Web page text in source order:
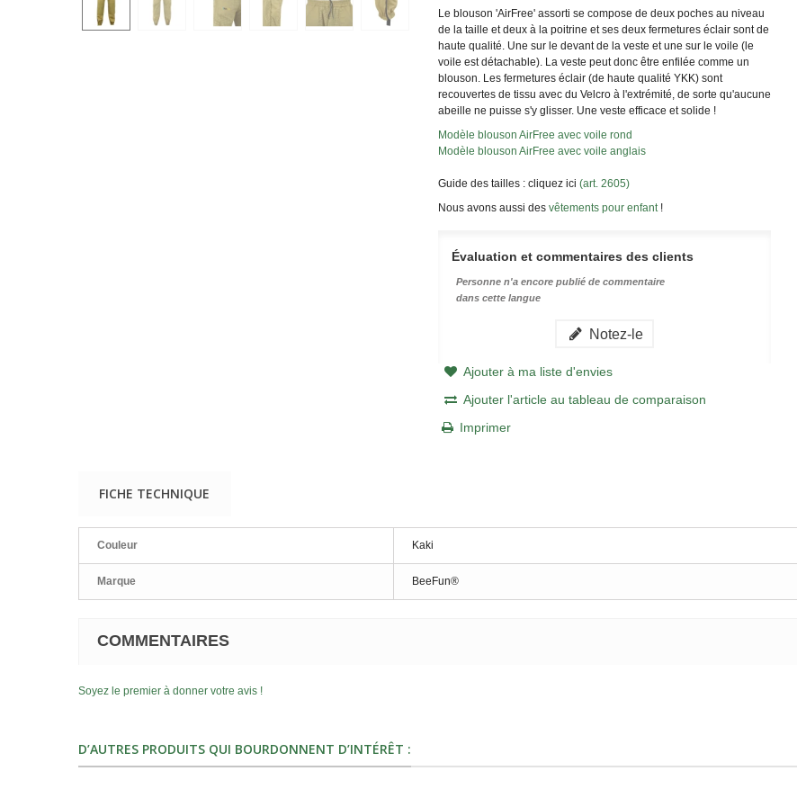
Le blouson 'AirFree' assorti se compose de deux poches au niveau
de la taille et deux à la poitrine et ses deux fermetures éclair sont de
haute qualité. Une sur le devant de la veste et une sur le voile (le
voile est détachable). La veste peut donc être enfilée comme un
blouson. Les fermetures éclair (de haute qualité YKK) sont
recouvertes de tissu avec du Velcro à l'extrémité, de sorte qu'aucune
abeille ne puisse s'y glisser. Une veste efficace et solide !
Modèle blouson AirFree avec voile rond
Modèle blouson AirFree avec voile anglais
Guide des tailles : cliquez ici (art. 2605)
Nous avons aussi des vêtements pour enfant!
Évaluation et commentaires des clients
Personne n'a encore publié de commentaire
dans cette langue
Notez-le
Ajouter à ma liste d'envies
Ajouter l'article au tableau de comparaison
Imprimer
FICHE TECHNIQUE
Couleur Kaki
Marque BeeFun®
COMMENTAIRES
Soyez le premier à donner votre avis !
D’AUTRES PRODUITS QUI BOURDONNENT D’INTÉRÊT :